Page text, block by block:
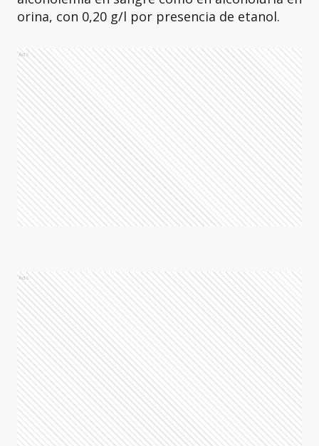
orina, con 0,20 g/l por presencia de etanol.
Ads
Ads